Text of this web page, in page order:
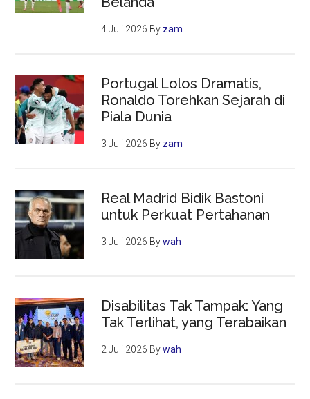
4 Juli 2026 By zam
Portugal Lolos Dramatis,
Ronaldo Torehkan Sejarah di
Piala Dunia
3 Juli 2026 By zam
Real Madrid Bidik Bastoni
untuk Perkuat Pertahanan
3 Juli 2026 Bywah
Disabilitas Tak Tampak: Yang
Tak Terlihat, yang Terabaikan
2 Juli 2026 Bywah